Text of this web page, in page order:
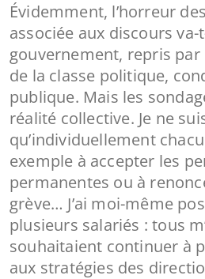
Évidemment, l’horreur
associée aux discours
gouvernement, repris
de la classe politique,
publique. Mais les
réalité collective. Je ne
qu’individuellement
exemple à accepter les
permanentes ou à
grève… J’ai moi-même
plusieurs salariés : tous
souhaitaient continuer à
aux stratégies des